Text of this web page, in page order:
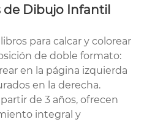
de Dibujo Infantil
para calcar y colorear
de doble formato:
en la página izquierda
en la derecha.
de 3 años, ofrecen
integral y